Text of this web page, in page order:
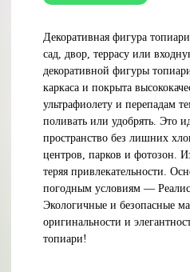
Декоративная фигура
сад, двор, террасу или
декоративной фигуры
каркаса и покрыта
ультрафиолету и перепадам
поливать или удобрять. Это
пространство без лишних
центров, парков и фотозон.
теряя привлекательности.
погодным условиям —
Экологичные и безопасные
оригинальности и
топиари!